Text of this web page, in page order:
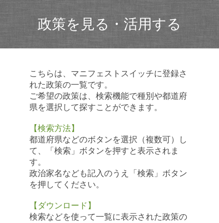
政策を見る・活用する
こちらは、マニフェストスイッチに登録さ
れた政策の一覧です。
ご希望の政策は、検索機能で種別や都道府
県を選択して探すことができます。
【検索方法】
都道府県などのボタンを選択（複数可）し
て、「検索」ボタンを押すと表示されま
す。
政治家名なども記入のうえ「検索」ボタン
を押してください。
【ダウンロード】
検索などを使って一覧に表示された政策の